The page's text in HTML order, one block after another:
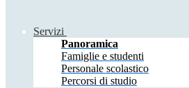
Servizi
Panoramica
Famiglie e studenti
Personale scolastico
Percorsi di studio